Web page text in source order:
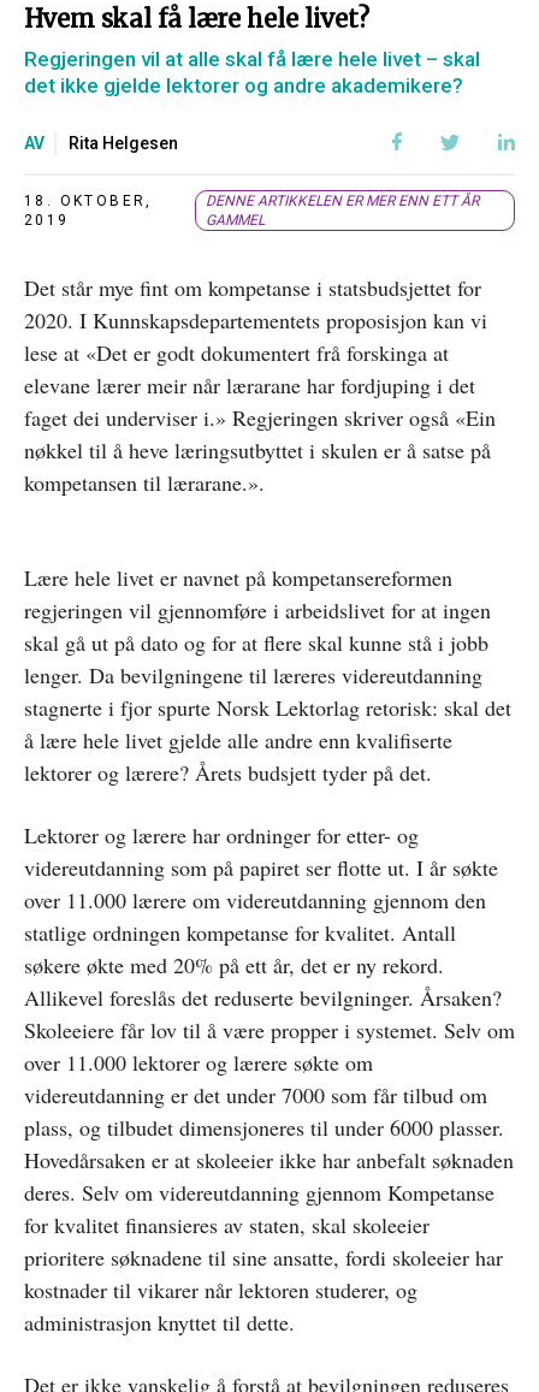
Hvem skal få lære hele livet?
Regjeringen vil at alle skal få lære hele livet – skal
det ikke gjelde lektorer og andre akademikere?
AV Rita Helgesen
18. OKTOBER,
2019
DENNE ARTIKKELEN ER MER ENN ETT ÅR
GAMMEL
Det står mye fint om kompetanse i statsbudsjettet for
2020. I Kunnskapsdepartementets proposisjon kan vi
lese at «Det er godt dokumentert frå forskinga at
elevane lærer meir når lærarane har fordjuping i det
faget dei underviser i.» Regjeringen skriver også «Ein
nøkkel til å heve læringsutbyttet i skulen er å satse på
kompetansen til lærarane.».
Lære hele livet er navnet på kompetansereformen
regjeringen vil gjennomføre i arbeidslivet for at ingen
skal gå ut på dato og for at flere skal kunne stå i jobb
lenger. Da bevilgningene til læreres videreutdanning
stagnerte i fjor spurte Norsk Lektorlag retorisk: skal det
å lære hele livet gjelde alle andre enn kvalifiserte
lektorer og lærere? Årets budsjett tyder på det.
Lektorer og lærere har ordninger for etter- og
videreutdanning som på papiret ser flotte ut. I år søkte
over 11.000 lærere om videreutdanning gjennom den
statlige ordningen kompetanse for kvalitet. Antall
søkere økte med 20% på ett år, det er ny rekord.
Allikevel foreslås det reduserte bevilgninger. Årsaken?
Skoleeiere får lov til å være propper i systemet. Selv om
over 11.000 lektorer og lærere søkte om
videreutdanning er det under 7000 som får tilbud om
plass, og tilbudet dimensjoneres til under 6000 plasser.
Hovedårsaken er at skoleeier ikke har anbefalt søknaden
deres. Selv om videreutdanning gjennom Kompetanse
for kvalitet finansieres av staten, skal skoleeier
prioritere søknadene til sine ansatte, fordi skoleeier har
kostnader til vikarer når lektoren studerer, og
administrasjon knyttet til dette.
Det er ikke vanskelig å forstå at bevilgningen reduseres